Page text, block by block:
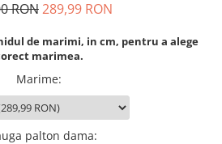
RON289,99 RON
de marimi, in cm, pentru a alege
marimea.
Marime:
palton dama: